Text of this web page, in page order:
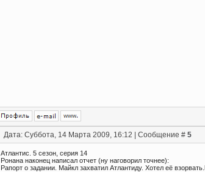
Дата: Суббота, 14 Марта 2009, 16:12 | Сообщение # 5
Атлантис. 5 сезон, серия 14
Ронана наконец написал отчет (ну наговорил точнее):
Рапорт о задании. Майкл захватил Атлантиду. Хотел её